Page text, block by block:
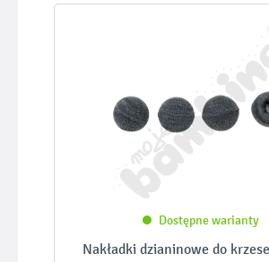
Dostępne warianty
Nakładki dzianinowe do